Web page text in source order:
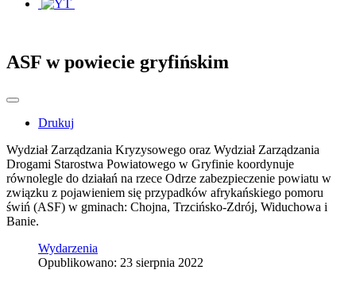
ASF w powiecie gryfińskim
Drukuj
Wydział Zarządzania Kryzysowego oraz Wydział Zarządzania
Drogami Starostwa Powiatowego w Gryfinie koordynuje
równolegle do działań na rzece Odrze zabezpieczenie powiatu w
związku z pojawieniem się przypadków afrykańskiego pomoru
świń (ASF) w gminach: Chojna, Trzcińsko-Zdrój, Widuchowa i
Banie.
Wydarzenia
Opublikowano: 23 sierpnia 2022